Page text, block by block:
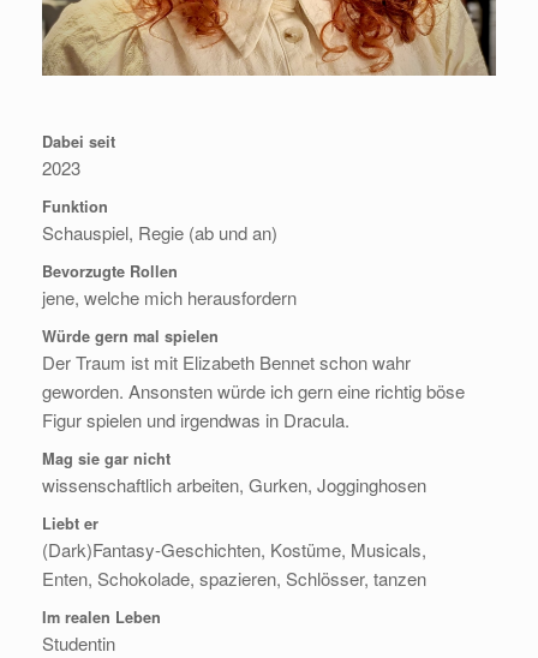
Dabei seit
2023
Funktion
Schauspiel, Regie (ab und an)
Bevorzugte Rollen
jene, welche mich herausfordern
Würde gern mal spielen
Der Traum ist mit Elizabeth Bennet schon wahr
geworden. Ansonsten würde ich gern eine richtig böse
Figur spielen und irgendwas in Dracula.
Mag sie gar nicht
wissenschaftlich arbeiten, Gurken, Jogginghosen
Liebt er
(Dark)Fantasy-Geschichten, Kostüme, Musicals,
Enten, Schokolade, spazieren, Schlösser, tanzen
Im realen Leben
Studentin